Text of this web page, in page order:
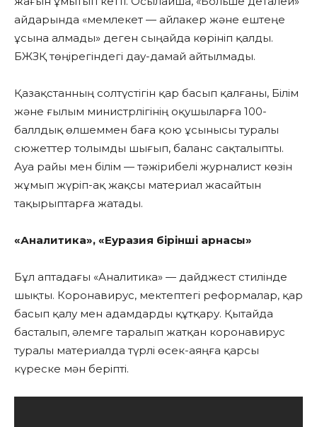
айдарында «мемлекет — айлакер және ештеңе
ұсына алмады» деген сыңайда көрініп қалды.
БЖЗҚ төңірегіндегі дау-дамай айтылмады.
Қазақстанның солтүстігін қар басып қалғаны, Білім
және ғылым министрлігінің оқушыларға 100-
баллдық өлшеммен баға қою ұсынысы туралы
сюжеттер толымды шығып, баланс сақталыпты.
Ауа райы мен білім — тәжірибелі журналист көзін
жұмып жүріп-ақ жақсы материал жасайтын
тақырыптарға жатады.
«Аналитика», «Еуразия бірінші арнасы»
Бұл аптадағы «Аналитика» — дайджест стилінде
шықты. Коронавирус, мектептегі реформалар, қар
басып қалу мен адамдарды құтқару. Қытайда
басталып, әлемге таралып жатқан коронавирус
туралы материалда түрлі өсек-аяңға қарсы
күреске мән беріпті.